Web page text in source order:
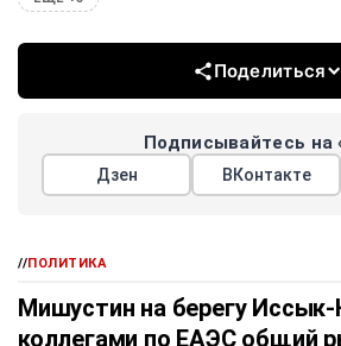
Поделиться
Подписывайтесь на
Дзен ВКонтакте
//ПОЛИТИКА
Мишустин на берегу Иссык-
коллегами по ЕАЭС общий